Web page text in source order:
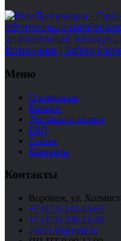
Меню
О компании
Каталог
Доставка и оплата
FAQ
Статьи
Контакты
Контакты
Воронеж, ул.
+7 (473) 233-43-63
+7 (473) 230-21-30
2302130@mail.ru